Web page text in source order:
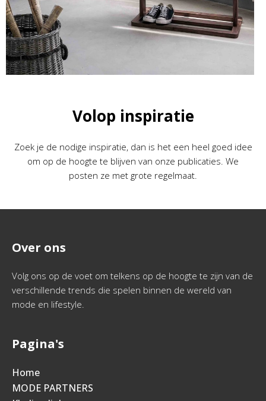
Volop inspiratie
Zoek je de nodige inspiratie, dan is het een heel goed idee
om op de hoogte te blijven van onze publicaties. We
posten ze met grote regelmaat.
Over ons
Volg ons op de voet om telkens op de hoogte te zijn van de
verschillende trends die spelen binnen de wereld van
mode en lifestyle.
Pagina's
Home
MODE PARTNERS